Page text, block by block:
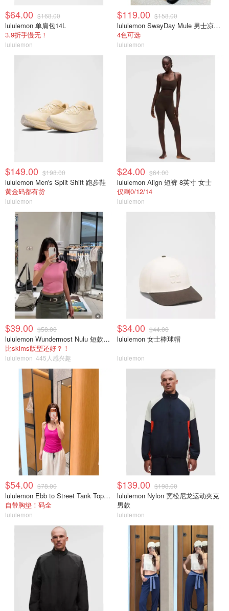
$64.00 $168.00
lululemon 单肩包14L
3.9折手慢无！
lululemon
$119.00 $158.00
lululemon SwayDay Mule 男士凉拖鞋
4色可选
lululemon
$149.00 $198.00
lululemon Men's Split Shift 跑步鞋
黄金码都有货
lululemon
$24.00 $64.00
lululemon Align 短裤 8英寸 女士
仅剩0/12/14
lululemon
$39.00 $58.00
lululemon Wundermost Nulu 短款圆领T恤
比skims版型还好？！
lululemon 445人感兴趣
$34.00 $44.00
lululemon 女士棒球帽
lululemon
$54.00 $78.00
lululemon Ebb to Street Tank Top 女士轻支撑背心
自带胸垫！码全
lululemon
$139.00 $198.00
lululemon Nylon 宽松尼龙运动夹克
男款
lululemon